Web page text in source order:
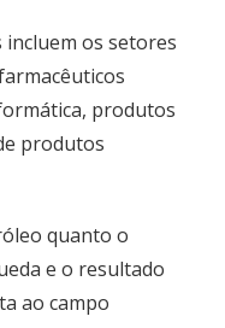
os setores
produtos
produtos
quanto o
e o resultado
ao campo